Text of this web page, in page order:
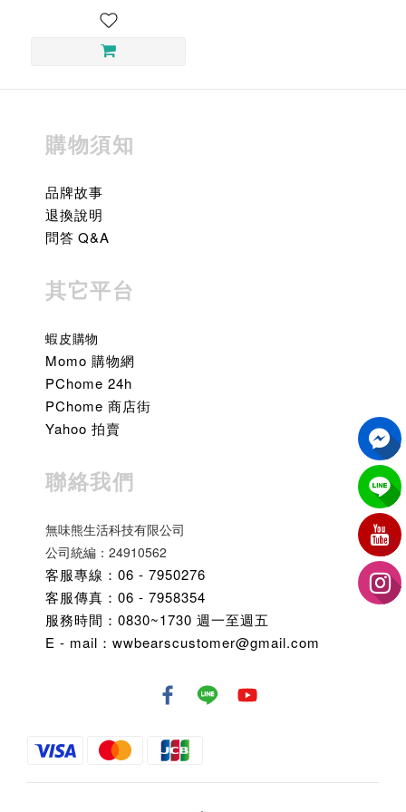
購物須知
品牌故事
退換說明
問答 Q&A
其它平台
蝦皮購物
Momo 購物網
PChome 24h
PChome 商店街
Yahoo 拍賣
聯絡我們
無味熊生活科技有限公司
公司統編：24910562
客服專線：06 - 7950276
客服傳真：06 - 7958354
服務時間：0830~1730 週一至週五
E - mail：wwbearscustomer@gmail.com